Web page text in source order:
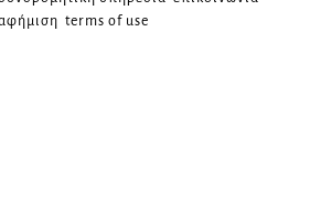
terms of use